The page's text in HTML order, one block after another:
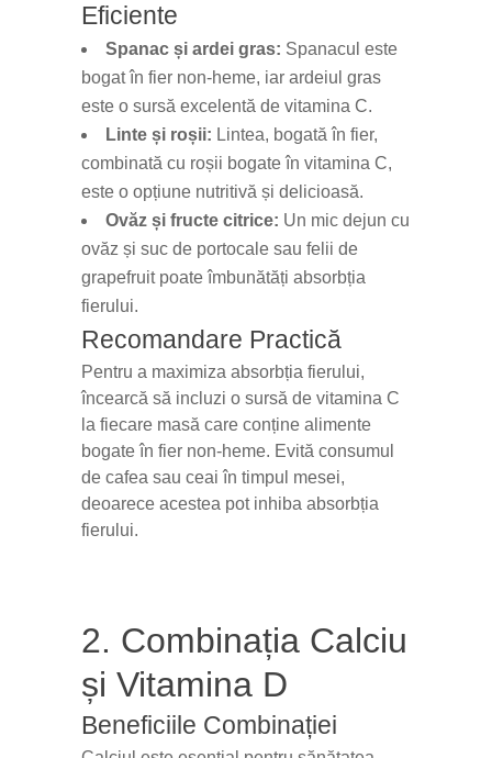
Eficiente
Spanac și ardei gras: Spanacul este
bogat în fier non-heme, iar ardeiul gras
este o sursă excelentă de vitamina C.
Linte și roșii: Lintea, bogată în fier,
combinată cu roșii bogate în vitamina C,
este o opțiune nutritivă și delicioasă.
Ovăz și fructe citrice: Un mic dejun cu
ovăz și suc de portocale sau felii de
grapefruit poate îmbunătăți absorbția
fierului.
Recomandare Practică
Pentru a maximiza absorbția fierului,
încearcă să incluzi o sursă de vitamina C
la fiecare masă care conține alimente
bogate în fier non-heme. Evită consumul
de cafea sau ceai în timpul mesei,
deoarece acestea pot inhiba absorbția
fierului.
2. Combinația Calciu
și Vitamina D
Beneficiile Combinației